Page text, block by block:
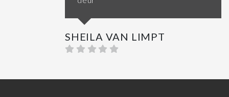
SHEILA VAN LIMPT